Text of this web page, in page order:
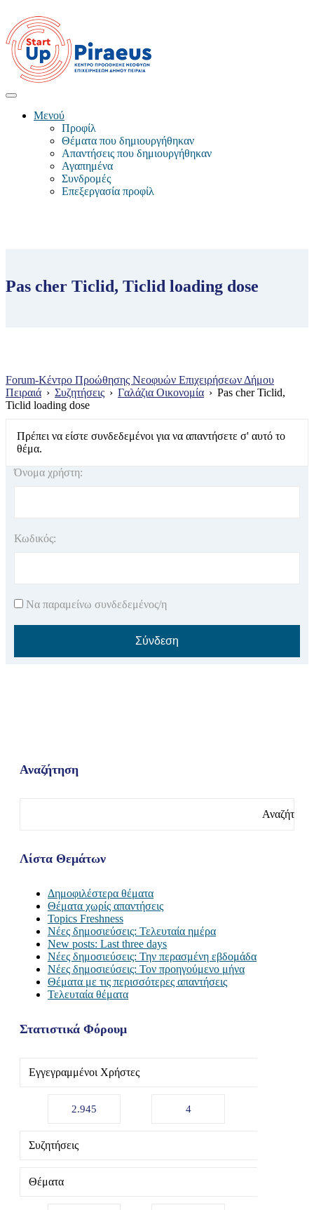
Μενού
Προφίλ
Θέματα που δημιουργήθηκαν
Απαντήσεις που δημιουργήθηκαν
Αγαπημένα
Συνδρομές
Επεξεργασία προφίλ
Pas cher Ticlid, Ticlid loading dose
Forum-Κέντρο Προώθησης Νεοφυών Επιχειρήσεων Δήμου
Πειραιά › Συζητήσεις › Γαλάζια Οικονομία › Pas cher Ticlid,
Ticlid loading dose
Πρέπει να είστε συνδεδεμένοι για να απαντήσετε σ' αυτό το
θέμα.
Όνομα χρήστη:
Κωδικός:
Να παραμείνω συνδεδεμένος/η
Σύνδεση
Αναζήτηση
Λίστα Θεμάτων
Δημοφιλέστερα θέματα
Θέματα χωρίς απαντήσεις
Topics Freshness
Νέες δημοσιεύσεις: Τελευταία ημέρα
New posts: Last three days
Νέες δημοσιεύσεις: Την περασμένη εβδομάδα
Νέες δημοσιεύσεις: Τον προηγούμενο μήνα
Θέματα με τις περισσότερες απαντήσεις
Τελευταία θέματα
Στατιστικά Φόρουμ
Εγγεγραμμένοι Χρήστες
2.945
Συζητήσεις
4
Θέματα